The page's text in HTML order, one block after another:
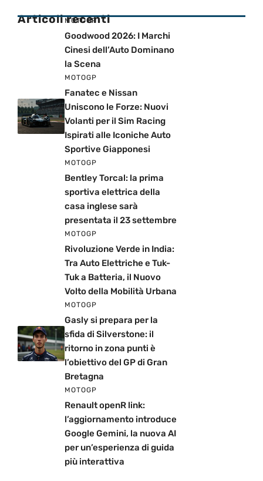
Articoli recenti
MOTOGP
Goodwood 2026: I Marchi
Cinesi dell’Auto Dominano
la Scena
MOTOGP
Fanatec e Nissan
Uniscono le Forze: Nuovi
Volanti per il Sim Racing
Ispirati alle Iconiche Auto
Sportive Giapponesi
MOTOGP
Bentley Torcal: la prima
sportiva elettrica della
casa inglese sarà
presentata il 23 settembre
MOTOGP
Rivoluzione Verde in India:
Tra Auto Elettriche e Tuk-
Tuk a Batteria, il Nuovo
Volto della Mobilità Urbana
MOTOGP
Gasly si prepara per la
sfida di Silverstone: il
ritorno in zona punti è
l’obiettivo del GP di Gran
Bretagna
MOTOGP
Renault openR link:
l’aggiornamento introduce
Google Gemini, la nuova AI
per un’esperienza di guida
più interattiva